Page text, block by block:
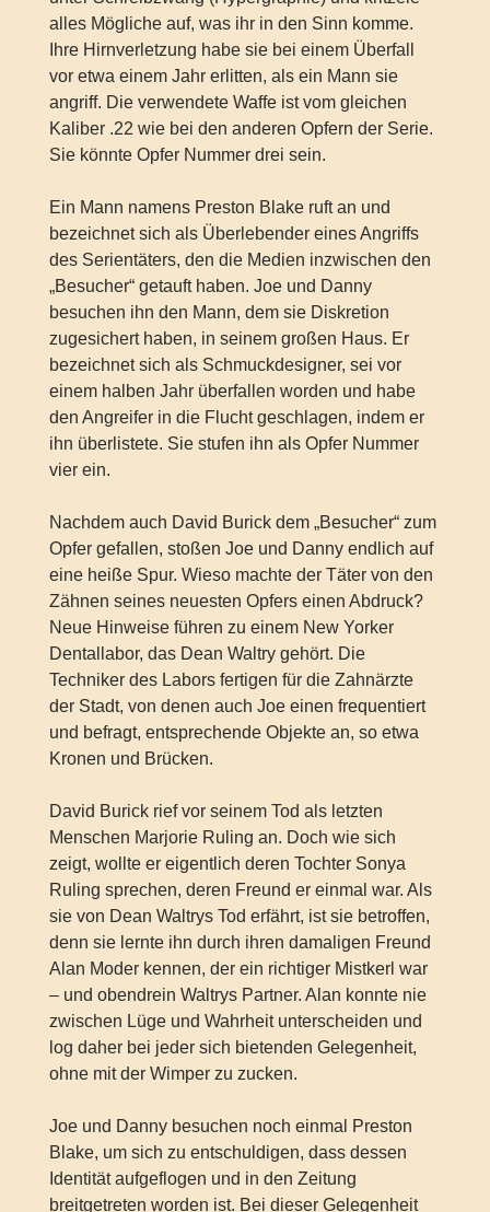
alles Mögliche auf, was ihr in den Sinn komme.
Ihre Hirnverletzung habe sie bei einem Überfall
vor etwa einem Jahr erlitten, als ein Mann sie
angriff. Die verwendete Waffe ist vom gleichen
Kaliber .22 wie bei den anderen Opfern der Serie.
Sie könnte Opfer Nummer drei sein.
Ein Mann namens Preston Blake ruft an und
bezeichnet sich als Überlebender eines Angriffs
des Serientäters, den die Medien inzwischen den
„Besucher“ getauft haben. Joe und Danny
besuchen ihn den Mann, dem sie Diskretion
zugesichert haben, in seinem großen Haus. Er
bezeichnet sich als Schmuckdesigner, sei vor
einem halben Jahr überfallen worden und habe
den Angreifer in die Flucht geschlagen, indem er
ihn überlistete. Sie stufen ihn als Opfer Nummer
vier ein.
Nachdem auch David Burick dem „Besucher“ zum
Opfer gefallen, stoßen Joe und Danny endlich auf
eine heiße Spur. Wieso machte der Täter von den
Zähnen seines neuesten Opfers einen Abdruck?
Neue Hinweise führen zu einem New Yorker
Dentallabor, das Dean Waltry gehört. Die
Techniker des Labors fertigen für die Zahnärzte
der Stadt, von denen auch Joe einen frequentiert
und befragt, entsprechende Objekte an, so etwa
Kronen und Brücken.
David Burick rief vor seinem Tod als letzten
Menschen Marjorie Ruling an. Doch wie sich
zeigt, wollte er eigentlich deren Tochter Sonya
Ruling sprechen, deren Freund er einmal war. Als
sie von Dean Waltrys Tod erfährt, ist sie betroffen,
denn sie lernte ihn durch ihren damaligen Freund
Alan Moder kennen, der ein richtiger Mistkerl war
– und obendrein Waltrys Partner. Alan konnte nie
zwischen Lüge und Wahrheit unterscheiden und
log daher bei jeder sich bietenden Gelegenheit,
ohne mit der Wimper zu zucken.
Joe und Danny besuchen noch einmal Preston
Blake, um sich zu entschuldigen, dass dessen
Identität aufgeflogen und in den Zeitung
breitgetreten worden ist. Bei dieser Gelegenheit